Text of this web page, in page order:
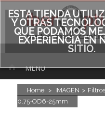
MENU
Home > IMAGEN >
0.75-OD6-25mm
ESTA TIENDA
Y OTRAS
QUE PODAMOS
EXPERIENCIA EN
SITIO.